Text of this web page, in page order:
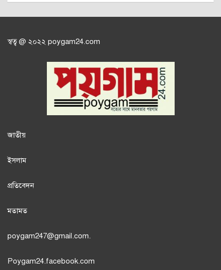
স্বত্ব @ ২০২২ poygam24.com
জাতীয়
ইসলাম
প্রতিবেদন
মতামত
poygam247@gmail.com.
Poygam24.facebook.com